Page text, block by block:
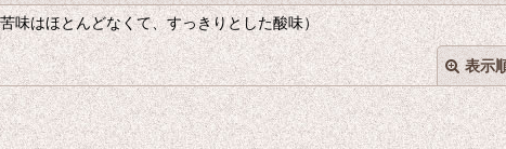
味はほとんどなくて、すっきりとした酸味）
表示